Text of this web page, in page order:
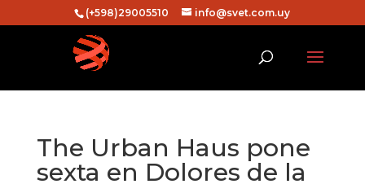
(+598)29005510 info@svet.com.uy
The Urban Haus pone
sexta en Dolores de la